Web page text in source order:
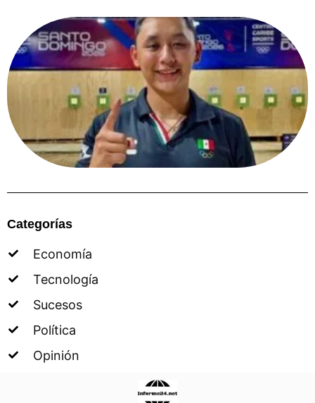
Categorías
Economía
Tecnología
Sucesos
Política
Opinión